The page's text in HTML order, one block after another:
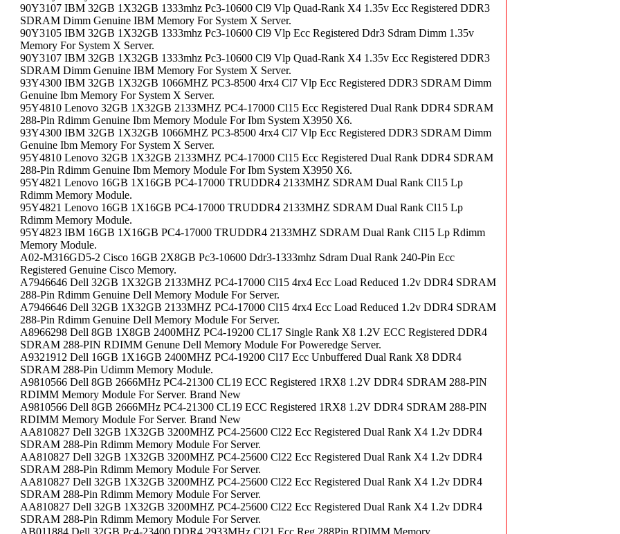
90Y3107 IBM 32GB 1X32GB 1333mhz Pc3-10600 Cl9 Vlp Quad-Rank X4 1.35v Ecc Registered DDR3
SDRAM Dimm Genuine IBM Memory For System X Server.
90Y3105 IBM 32GB 1X32GB 1333mhz Pc3-10600 Cl9 Vlp Ecc Registered Ddr3 Sdram Dimm 1.35v
Memory For System X Server.
90Y3107 IBM 32GB 1X32GB 1333mhz Pc3-10600 Cl9 Vlp Quad-Rank X4 1.35v Ecc Registered DDR3
SDRAM Dimm Genuine IBM Memory For System X Server.
93Y4300 IBM 32GB 1X32GB 1066MHZ PC3-8500 4rx4 Cl7 Vlp Ecc Registered DDR3 SDRAM Dimm
Genuine Ibm Memory For System X Server.
95Y4810 Lenovo 32GB 1X32GB 2133MHZ PC4-17000 Cl15 Ecc Registered Dual Rank DDR4 SDRAM
288-Pin Rdimm Genuine Ibm Memory Module For Ibm System X3950 X6.
93Y4300 IBM 32GB 1X32GB 1066MHZ PC3-8500 4rx4 Cl7 Vlp Ecc Registered DDR3 SDRAM Dimm
Genuine Ibm Memory For System X Server.
95Y4810 Lenovo 32GB 1X32GB 2133MHZ PC4-17000 Cl15 Ecc Registered Dual Rank DDR4 SDRAM
288-Pin Rdimm Genuine Ibm Memory Module For Ibm System X3950 X6.
95Y4821 Lenovo 16GB 1X16GB PC4-17000 TRUDDR4 2133MHZ SDRAM Dual Rank Cl15 Lp
Rdimm Memory Module.
95Y4821 Lenovo 16GB 1X16GB PC4-17000 TRUDDR4 2133MHZ SDRAM Dual Rank Cl15 Lp
Rdimm Memory Module.
95Y4823 IBM 16GB 1X16GB PC4-17000 TRUDDR4 2133MHZ SDRAM Dual Rank Cl15 Lp Rdimm
Memory Module.
A02-M316GD5-2 Cisco 16GB 2X8GB Pc3-10600 Ddr3-1333mhz Sdram Dual Rank 240-Pin Ecc
Registered Genuine Cisco Memory.
A7946646 Dell 32GB 1X32GB 2133MHZ PC4-17000 Cl15 4rx4 Ecc Load Reduced 1.2v DDR4 SDRAM
288-Pin Rdimm Genuine Dell Memory Module For Server.
A7946646 Dell 32GB 1X32GB 2133MHZ PC4-17000 Cl15 4rx4 Ecc Load Reduced 1.2v DDR4 SDRAM
288-Pin Rdimm Genuine Dell Memory Module For Server.
A8966298 Dell 8GB 1X8GB 2400MHZ PC4-19200 CL17 Single Rank X8 1.2V ECC Registered DDR4
SDRAM 288-PIN RDIMM Genune Dell Memory Module For Poweredge Server.
A9321912 Dell 16GB 1X16GB 2400MHZ PC4-19200 Cl17 Ecc Unbuffered Dual Rank X8 DDR4
SDRAM 288-Pin Udimm Memory Module.
A9810566 Dell 8GB 2666MHz PC4-21300 CL19 ECC Registered 1RX8 1.2V DDR4 SDRAM 288-PIN
RDIMM Memory Module For Server. Brand New
A9810566 Dell 8GB 2666MHz PC4-21300 CL19 ECC Registered 1RX8 1.2V DDR4 SDRAM 288-PIN
RDIMM Memory Module For Server. Brand New
AA810827 Dell 32GB 1X32GB 3200MHZ PC4-25600 Cl22 Ecc Registered Dual Rank X4 1.2v DDR4
SDRAM 288-Pin Rdimm Memory Module For Server.
AA810827 Dell 32GB 1X32GB 3200MHZ PC4-25600 Cl22 Ecc Registered Dual Rank X4 1.2v DDR4
SDRAM 288-Pin Rdimm Memory Module For Server.
AA810827 Dell 32GB 1X32GB 3200MHZ PC4-25600 Cl22 Ecc Registered Dual Rank X4 1.2v DDR4
SDRAM 288-Pin Rdimm Memory Module For Server.
AA810827 Dell 32GB 1X32GB 3200MHZ PC4-25600 Cl22 Ecc Registered Dual Rank X4 1.2v DDR4
SDRAM 288-Pin Rdimm Memory Module For Server.
AB011884 Dell 32GB Pc4-23400 DDR4 2933MHz Cl21 Ecc Reg 288Pin RDIMM Memory.